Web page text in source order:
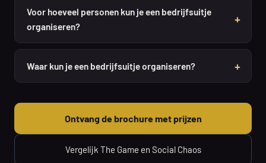
Voor hoeveel personen kun je een bedrijfsuitje
organiseren?
Waar kun je een bedrijfsuitje organiseren?
Ontvang de brochure met prijzen
Vergelijk The Game en Social Chaos